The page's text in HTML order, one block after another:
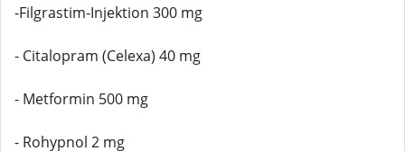
-Filgrastim-Injektion 300 mg
- Citalopram (Celexa) 40 mg
- Metformin 500 mg
- Rohypnol 2 mg